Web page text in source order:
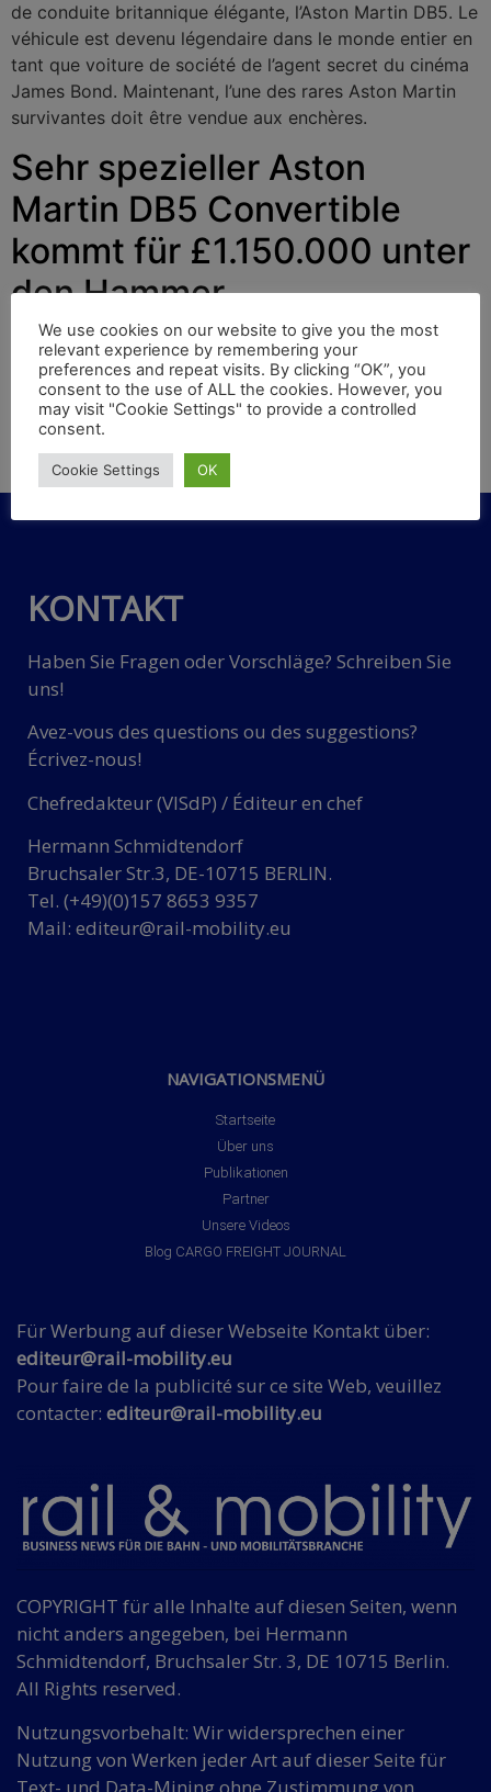
de conduite britannique élégante, l’Aston Martin DB5. Le
véhicule est devenu légendaire dans le monde entier en
tant que voiture de société de l’agent secret du cinéma
James Bond. Maintenant, l’une des rares Aston Martin
survivantes doit être vendue aux enchères.
Sehr spezieller Aston
Martin DB5 Convertible
kommt für £1.150.000 unter
den Hammer
Er gilt als Inbegriff eleganter britischer Fahrkultur, der
Aston Martin DB5. Weltweit legendär wurde das
Fahrzeug als Dienstwagen des Kino-Geheimagenten
James Bond. Jetzt soll einer der raren erhaltenen Aston
Martin versteigert werden.
KONTAKT
Haben Sie Fragen oder Vorschläge? Schreiben Sie
uns!
Avez-vous des questions ou des suggestions?
Écrivez-nous!
Chefredakteur (VISdP) / Éditeur en chef
Hermann Schmidtendorf
Bruchsaler Str.3, DE-10715 BERLIN.
Tel. (+49)(0)157 8653 9357
Mail: editeur@rail-mobility.eu
NAVIGATIONSMENÜ
Startseite
Über uns
Publikationen
Partner
Unsere Videos
Blog CARGO FREIGHT JOURNAL
Für Werbung auf dieser Webseite Kontakt über:
editeur@rail-mobility.eu
Pour faire de la publicité sur ce site Web, veuillez
contacter: editeur@rail-mobility.eu
COPYRIGHT für alle Inhalte auf diesen Seiten, wenn
nicht anders angegeben, bei Hermann
Schmidtendorf, Bruchsaler Str. 3, DE 10715 Berlin.
All Rights reserved.
Nutzungsvorbehalt: Wir widersprechen einer
Nutzung von Werken jeder Art auf dieser Seite für
Text- und Data-Mining ohne Zustimmung von
We use cookies on our website to give you the most
relevant experience by remembering your
preferences and repeat visits. By clicking “OK”, you
consent to the use of ALL the cookies. However, you
may visit "Cookie Settings" to provide a controlled
consent.
Cookie Settings OK